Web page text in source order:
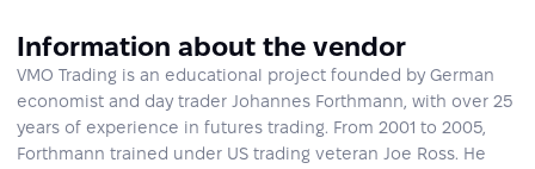
Information about the vendor
VMO Trading is an educational project founded by German
economist and day trader Johannes Forthmann, with over 25
years of experience in futures trading. From 2001 to 2005,
Forthmann trained under US trading veteran Joe Ross. He